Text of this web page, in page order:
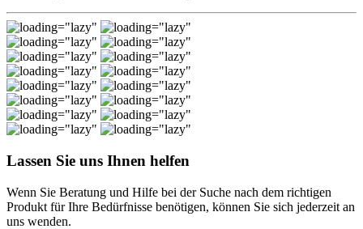
Lassen Sie uns Ihnen helfen
Wenn Sie Beratung und Hilfe bei der Suche nach dem richtigen
Produkt für Ihre Bedürfnisse benötigen, können Sie sich jederzeit an
uns wenden.